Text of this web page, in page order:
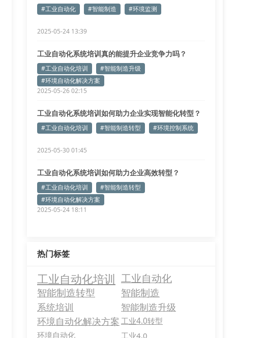
#工业自动化 #智能制造 #环境监测
2025-05-24 13:39
工业自动化系统培训真的能提升企业竞争力吗？
#工业自动化培训
#智能制造升级
#环境自动化解决方案
2025-05-26 02:15
工业自动化系统培训如何助力企业实现智能化转型？
#工业自动化培训 #智能制造转型 #环境控制系统
2025-05-30 01:45
工业自动化系统培训如何助力企业高效转型？
#工业自动化培训
#智能制造转型
#环境自动化解决方案
2025-05-24 18:11
热门标签
工业自动化培训 工业自动化
智能制造转型
智能制造
系统培训 智能制造升级
环境自动化解决方案工业4.0转型
环境自动化
工业4.0